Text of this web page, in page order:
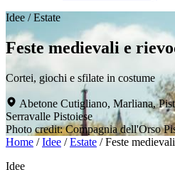
Idee / Estate
Feste medievali e
Cortei, giochi e sfilate in costume
Abetone Cutigliano, Marliana,
Serravalle Pistoiese
Photo credit: Compagnia dell'Orso
Home /Idee /Estate /Feste
Idee